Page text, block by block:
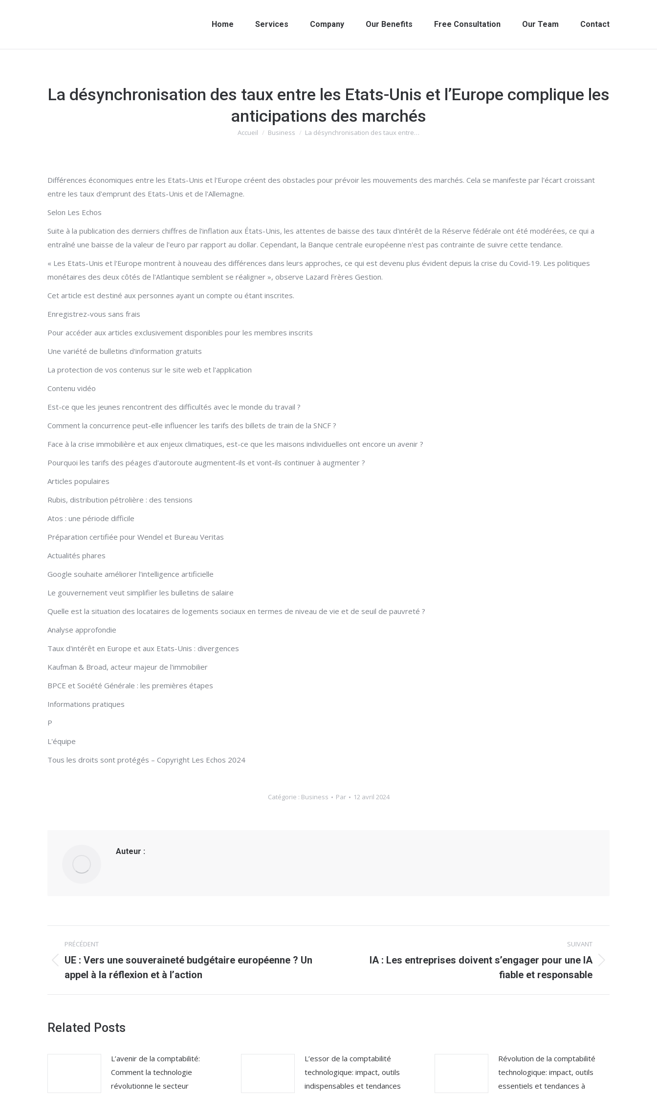
Home Services Company Our Benefits Free Consultation Our Team Contact
La désynchronisation des taux entre les Etats-Unis et l’Europe complique les
anticipations des marchés
Vous êtes ici :
Accueil Business La désynchronisation des taux entre…
Différences économiques entre les Etats-Unis et l'Europe créent des obstacles pour prévoir les mouvements des marchés. Cela se manifeste par l'écart croissant
entre les taux d'emprunt des Etats-Unis et de l'Allemagne.
Selon Les Echos
Suite à la publication des derniers chiffres de l'inflation aux États-Unis, les attentes de baisse des taux d'intérêt de la Réserve fédérale ont été modérées, ce qui a
entraîné une baisse de la valeur de l'euro par rapport au dollar. Cependant, la Banque centrale européenne n'est pas contrainte de suivre cette tendance.
« Les Etats-Unis et l'Europe montrent à nouveau des différences dans leurs approches, ce qui est devenu plus évident depuis la crise du Covid-19. Les politiques
monétaires des deux côtés de l'Atlantique semblent se réaligner », observe Lazard Frères Gestion.
Cet article est destiné aux personnes ayant un compte ou étant inscrites.
Enregistrez-vous sans frais
Pour accéder aux articles exclusivement disponibles pour les membres inscrits
Une variété de bulletins d'information gratuits
La protection de vos contenus sur le site web et l'application
Contenu vidéo
Est-ce que les jeunes rencontrent des difficultés avec le monde du travail ?
Comment la concurrence peut-elle influencer les tarifs des billets de train de la SNCF ?
Face à la crise immobilière et aux enjeux climatiques, est-ce que les maisons individuelles ont encore un avenir ?
Pourquoi les tarifs des péages d'autoroute augmentent-ils et vont-ils continuer à augmenter ?
Articles populaires
Rubis, distribution pétrolière : des tensions
Atos : une période difficile
Préparation certifiée pour Wendel et Bureau Veritas
Actualités phares
Google souhaite améliorer l'intelligence artificielle
Le gouvernement veut simplifier les bulletins de salaire
Quelle est la situation des locataires de logements sociaux en termes de niveau de vie et de seuil de pauvreté ?
Analyse approfondie
Taux d'intérêt en Europe et aux Etats-Unis : divergences
Kaufman & Broad, acteur majeur de l'immobilier
BPCE et Société Générale : les premières étapes
Informations pratiques
P
L'équipe
Tous les droits sont protégés – Copyright Les Echos 2024
Catégorie : Business Par 12 avril 2024
Auteur :
Navigation
article
PRÉCÉDENT
Article
précédent
:
UE : Vers une souveraineté budgétaire européenne ? Un
appel à la réflexion et à l’action
SUIVANT
:
IA : Les entreprises doivent s’engager pour une IA
fiable et responsable
Related Posts
L’avenir de la comptabilité:
Comment la technologie
révolutionne le secteur
L’essor de la comptabilité
technologique: impact, outils
indispensables et tendances
Révolution de la comptabilité
technologique: impact, outils
essentiels et tendances à